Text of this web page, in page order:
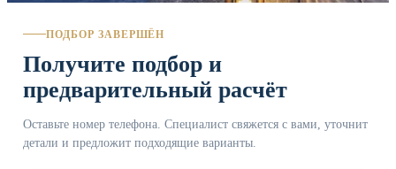
ПОДБОР ЗАВЕРШЁН
Получите подбор и
предварительный расчёт
Оставьте номер телефона. Специалист свяжется с вами, уточнит
детали и предложит подходящие варианты.